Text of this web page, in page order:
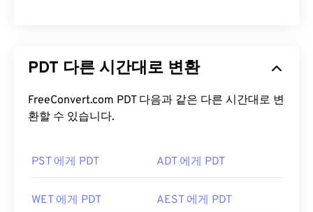
PDT 다른 시간대로 변환
FreeConvert.com PDT 다음과 같은 다른 시간대로 변
환할 수 있습니다.
PST 에게 PDT ADT 에게 PDT
WET 에게 PDT AEST 에게 PDT